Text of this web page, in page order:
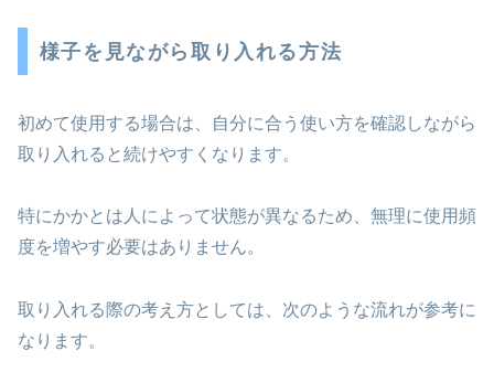
様子を見ながら取り入れる方法
初めて使用する場合は、自分に合う使い方を確認しながら
取り入れると続けやすくなります。
特にかかとは人によって状態が異なるため、無理に使用頻
度を増やす必要はありません。
取り入れる際の考え方としては、次のような流れが参考に
なります。